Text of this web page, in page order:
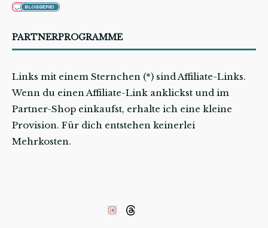
PARTNERPROGRAMME
Links mit einem Sternchen (*) sind Affiliate-Links.
Wenn du einen Affiliate-Link anklickst und im
Partner-Shop einkaufst, erhalte ich eine kleine
Provision. Für dich entstehen keinerlei
Mehrkosten.